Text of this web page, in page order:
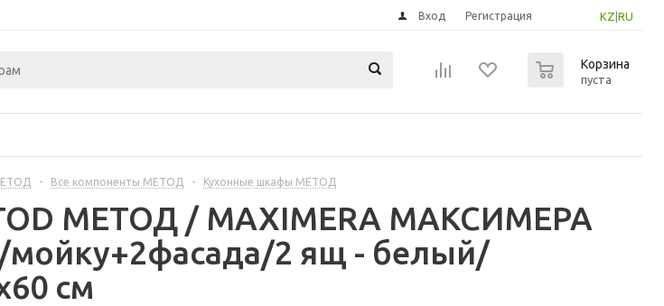
KZ RU
Вход Регистрация
Корзина
пуста
- Все компоненты МЕТОД - Кухонные шкафы МЕТОД
МЕТОД / MAXIMERA МАКСИМЕРА
2 ящ - белый/
см